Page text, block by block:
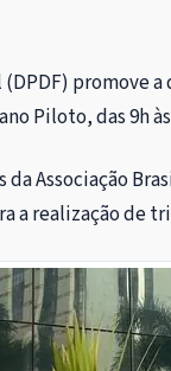
promove
Piloto, das 9h
Associação
a realização de